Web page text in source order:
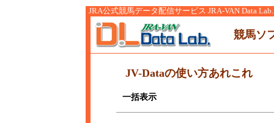
JRA公式競馬データ配信サービス JRA-VAN Data Lab.
競馬ソ
JV-Dataの使い方あれこれ
一括表示